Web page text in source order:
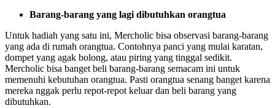
Barang-barang yang lagi dibutuhkan orangtua
Untuk hadiah yang satu ini, Mercholic bisa observasi barang-barang
yang ada di rumah orangtua. Contohnya panci yang mulai karatan,
dompet yang agak bolong, atau piring yang tinggal sedikit.
Mercholic bisa banget beli barang-barang semacam ini untuk
memenuhi kebutuhan orangtua. Pasti orangtua senang banget karena
mereka nggak perlu repot-repot keluar dan beli barang yang
dibutuhkan.